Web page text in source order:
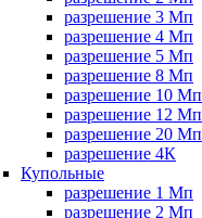
разрешение 3 Мп
разрешение 4 Мп
разрешение 5 Мп
разрешение 8 Мп
разрешение 10 Мп
разрешение 12 Мп
разрешение 20 Мп
разрешение 4К
Купольные
разрешение 1 Мп
разрешение 2 Мп